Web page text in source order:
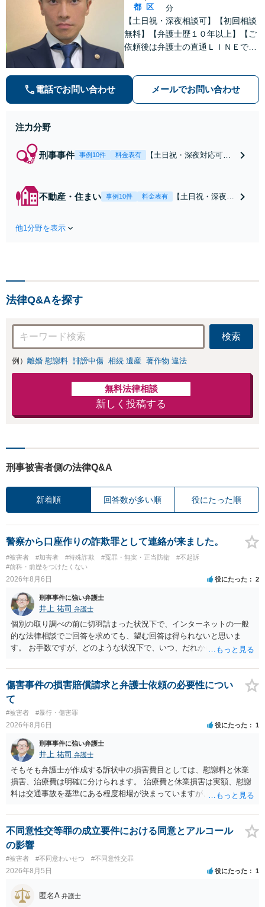
都 区
分
【土日祝・深夜相談可】【初回相談
無料】【弁護士歴１０年以上】【ご
依頼後は弁護士の直通ＬＩＮＥでい
ル・ナイトワークトラブルに注力】
電話でお問い合わせ メールでお問い合わせ
注力分野
刑事事件 事例10件 料金表有
【土日祝・深夜対応可】
起訴を目指します。逮捕
勾留されている場合、首
不動産・住まい 事例10件 料金表有
【土日祝・深夜相
可能【初回相談無
他1分野を表示
法律Q&Aを探す
検索
例） 離婚 慰謝料 誹謗中傷 相続 遺産 著作物 違法
無料法律相談
新しく投稿する
刑事被害者側の法律Q&A
新着順 回答数が多い順 役にたった順
警察から口座作りの詐欺罪として連絡が来ました。
#被害者 #加害者 #特殊詐欺 #冤罪・無実・正当防衛
#不起訴
#前科・前歴をつけたくない
2026年8月6日 役にたった 2
刑事事件に強い弁護士
井上 祐司 弁護士
個別の取り調べの前に切羽詰まった状況下で、インターネットの一般
的な法律相談でご回答を求めても、望む回答は得られないと思いま
す。 お手数ですが、どのような状況下で、いつ、だれからどのような
の程度だと聞いているのかということについて、お近くで詳細な法律
相談を受けられたうえで対処方法を探された方がよいと思われます。
一般論でいえば、任意取り調べの場合、ＩＣレコーダーを持参して取
り調べ内容を録音することは必須だと考えます。
傷害事件の損害賠償請求と弁護士依頼の必要性につい
て
#被害者 #暴行・傷害罪
2026年8月6日 役にたった 1
刑事事件に強い弁護士
井上 祐司 弁護士
そもそも弁護士が作成する訴状中の損害費目としては、慰謝料と休業
損害、治療費は明確に分けられます。 治療費と休業損害は実額、慰謝
料は交通事故を基準にある程度相場が決まっていますが、全治１０日
ます。 そうすると、弁護士に依頼した場合はおそらく高い確率で費用
倒れ（回収しても全額弁護士費用となる）となる可能性が高いものと
予想します。 本人訴訟で進める場合には、すでに刑事手続が終了して
いる以上、相手方に資力がないことが多く回収できないケースが多い
（そのため、刑事事件の手続き中に、不本意ではあっても加害者の身
体拘束と、処分待ちという状況を利用して、被害弁償を受けておくこ
とが有効である場合が多い）ことを考慮しておく必要があります。
不同意性交等罪の成立要件における同意とアルコール
の影響
#被害者 #不同意わいせつ #不同意性交罪
2026年8月5日 役にたった 1
匿名A 弁護士